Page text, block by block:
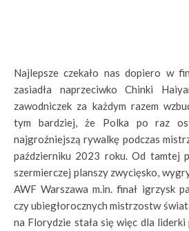
Najlepsze czekało nas dopiero w
zasiadła naprzeciwko Chinki
zawodniczek za każdym razem
tym bardziej, że Polka po raz
najgroźniejszą rywalkę podczas
październiku 2023 roku. Od tamtej
szermierczej planszy zwycięsko,
AWF Warszawa m.in. finał igrzysk
czy ubiegłorocznych mistrzostw
na Florydzie stała się więc dla